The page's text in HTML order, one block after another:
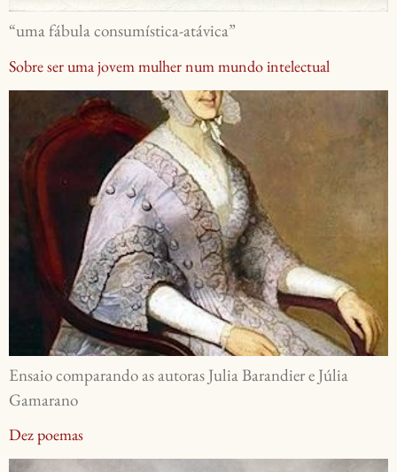
“uma fábula consumística-atávica”
Sobre ser uma jovem mulher num mundo intelectual
Ensaio comparando as autoras Julia Barandier e Júlia
Gamarano
Dez poemas